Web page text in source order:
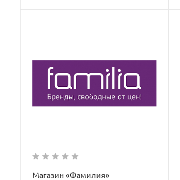
Магазин «Фамилия»